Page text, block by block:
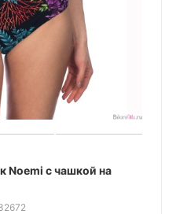
Noemi с чашкой на